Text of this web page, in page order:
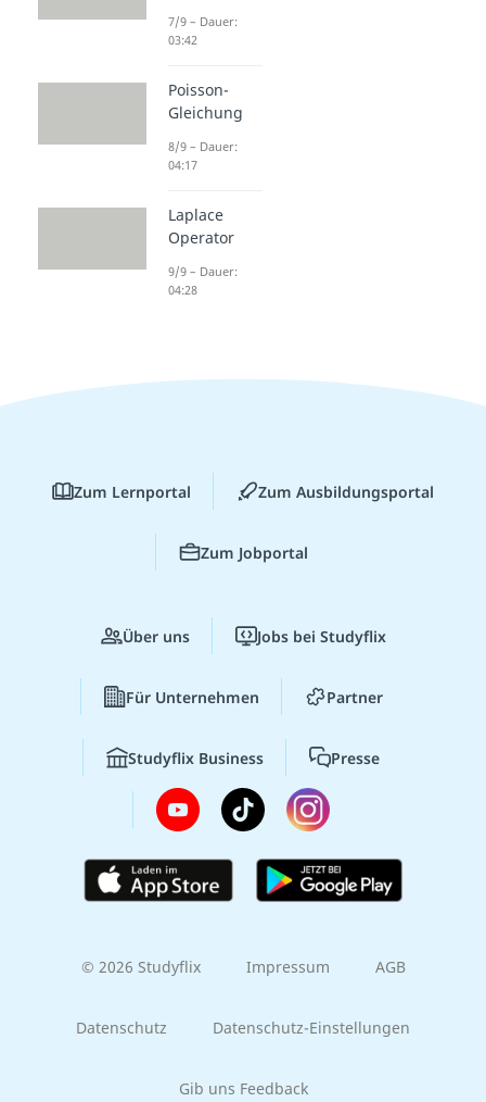
7/9 – Dauer:
03:42
Poisson-
Gleichung
8/9 – Dauer:
04:17
Laplace
Operator
9/9 – Dauer:
04:28
Zum Lernportal Zum Ausbildungsportal
Zum Jobportal
Über uns Jobs bei Studyflix
Für Unternehmen Partner
Studyflix Business Presse
© 2026 Studyflix Impressum AGB
Datenschutz Datenschutz-Einstellungen
Gib uns Feedback